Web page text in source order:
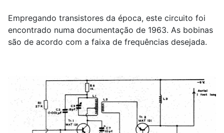
Empregando transistores da época, este circuito foi
encontrado numa documentação de 1963. As bobinas
são de acordo com a faixa de frequências desejada.